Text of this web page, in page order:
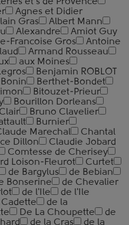
Agnes et Didier
Gras
Albert Mann
Alexandre
Amiot Guy
Francoise Gros
Antoine
Armand Rousseau
aux Moines
Benjamin ROBLOT
Berthet-Bondet
Bitouzet-Prieur
Bourillon Dorleans
Bruno Clavelier
Burnier
Marechal
Chantal
Dillon
Claudie Jobard
Comtesse de Cherisey
Loison-Fleurot
Curtet
de Bargylus
de Bebian
Bonserine
de Chevalier
de l'Ile
de l'Ile
Cadette
de la
De La Choupette
de
de la Cras
de la